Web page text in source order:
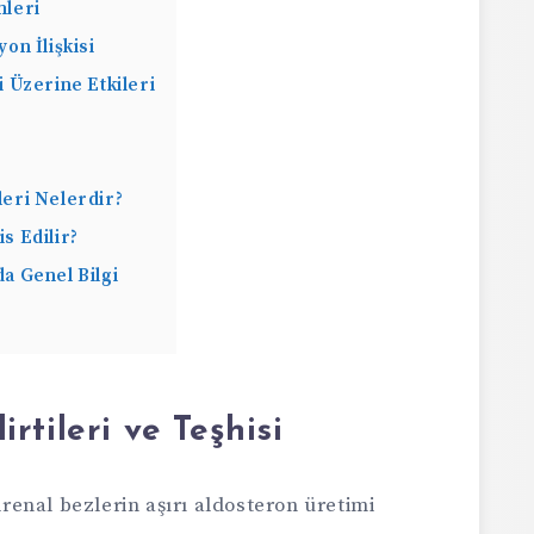
İlişkisi
Üzerine Etkileri
Nelerdir?
Edilir?
Genel Bilgi
ve Teşhisi
bezlerin aşırı aldosteron üretimi